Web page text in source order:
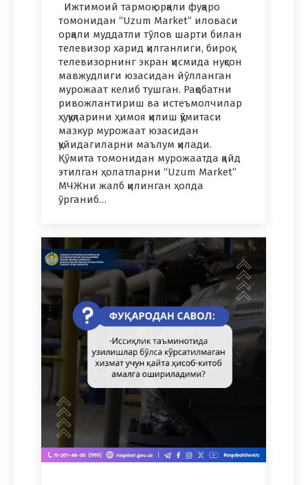
Ижтимоий тармоқ орқали фуқаро
томонидан “Uzum Market” иловаси
орқали муддатли тўлов шарти билан
телевизор харид қилганлиги, бироқ
телевизорнинг экран қисмида нуқсон
мавжудлиги юзасидан йўлланган
мурожаат келиб тушган. Рақобатни
ривожлантириш ва истеъмолчилар
ҳуқуқларини ҳимоя қилиш қўмитаси
мазкур мурожаат юзасидан
қуйидагиларни маълум қилади.
Қўмита томонидан мурожаатда қайд
этилган ҳолатларни “Uzum Market”
МЧЖни жалб қилинган ҳолда
ўрганиб…